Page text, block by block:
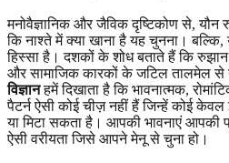
मनोवैज्ञानिक और जैविक दृष्टिकोण से,
कि नाश्ते में क्या खाना है यह चुनना।
हिस्सा है। दशकों के शोध बताते हैं कि
और सामाजिक कारकों के जटिल तालमेल से
विज्ञानहमें दिखाता है कि भावनात्मक,
पैटर्न ऐसी कोई चीज़ नहीं हैं जिन्हें कोई
या मिटा सकता है। आपकी भावनाएं आपकी
ऐसी वरीयता जिसे आपने मेनू से चुना हो।